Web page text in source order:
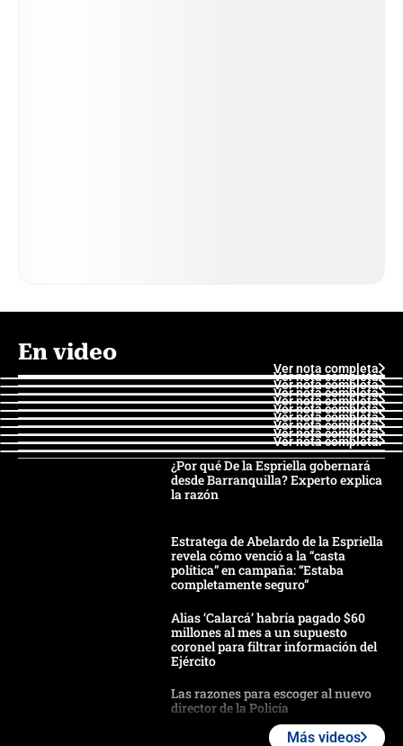
En video
Ver nota completa
Ver nota completa
Ver nota completa
Ver nota completa
Ver nota completa
Ver nota completa
Ver nota completa
Ver nota completa
Ver nota completa
Ver nota completa
¿Por qué De la Espriella gobernará
desde Barranquilla? Experto explica
la razón
Estratega de Abelardo de la Espriella
revela cómo venció a la “casta
política” en campaña: “Estaba
completamente seguro”
Alias ‘Calarcá’ habría pagado $60
millones al mes a un supuesto
coronel para filtrar información del
Ejército
Las razones para escoger al nuevo
director de la Policía
Más videos